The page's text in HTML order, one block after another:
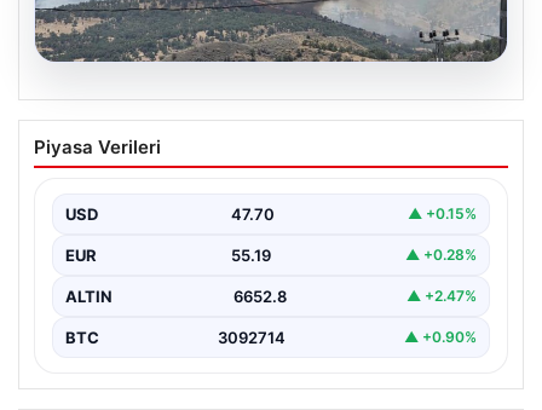
Adıyaman Gerger’de Orman Yangını:
Ekipler Söndürme Çalışmalarını
Adıyaman’ın Gerger ilçesinde çıkan orman yangını,
Kütüklü köyleri…
Piyasa Verileri
USD 47.70 ▲ +0.15%
EUR 55.19 ▲ +0.28%
ALTIN 6652.8 ▲ +2.47%
BTC 3092714 ▲ +0.90%